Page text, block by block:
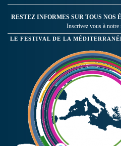
RESTEZ INFORMES SUR TOUS NOS
Inscrivez vous à notre
LE FESTIVAL DE LA